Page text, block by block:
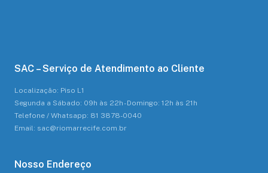
SAC – Serviço de Atendimento ao Cliente
Localização: Piso L1
Segunda a Sábado: 09h às 22h - Domingo: 12h às 21h
Telefone / Whatsapp: 81 3878-0040
Email: sac@riomarrecife.com.br
Nosso Endereço